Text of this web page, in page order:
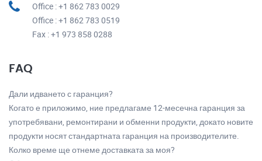
Office : +1 862 783 0029
Office : +1 862 783 0519
Fax : +1 973 858 0288
FAQ
Дали идването с гаранция?
Когато е приложимо, ние предлагаме 12-месечна гаранция за
употребявани, ремонтирани и обменни продукти, докато новите
продукти носят стандартната гаранция на производителите.
Колко време ще отнеме доставката за моя?